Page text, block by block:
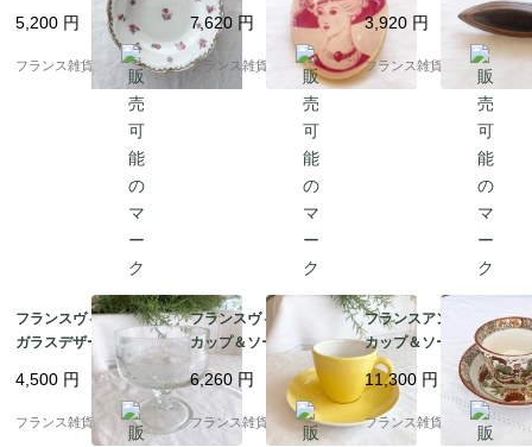
es」アビランド リモー
ジュ ピンク色の小花柄
磁器プレート | 1900年
5,200 円
フランス雑貨chouchou
帽子を被った貴婦人 レ
ジン製 | 1960-70年代
7,620 円
フランス雑貨chouchou
木の温もり 美しい曲線
| 1900年代中頃～後半
3,920 円
フランス雑貨chouchou
フランスヴィンテージ
ガラスデザート皿 | チ
ェリー柄 エンボス模様
フルーツ イタリア製 | 1
960－70年頃
4,500 円
フランス雑貨chouchou
フランスヴィンテージ
カップ＆ソーサー | ク
レイユ・モントロー
（Creil et Monterea
u）HBCM イエローカ
ラー ｜1935-50年頃 2
6,260 円
フランス雑貨chouchou
フランスアンティーク
カップ＆ソーサー | サ
ルグミンヌ窯 Sarregu
emines シノワズリ柄
コレクタブル | 19世紀
後半～20世紀初頭
11,300 円
フランス雑貨chouchou